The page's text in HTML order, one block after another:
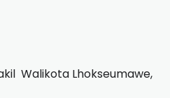
Walikota Lhokseumawe,